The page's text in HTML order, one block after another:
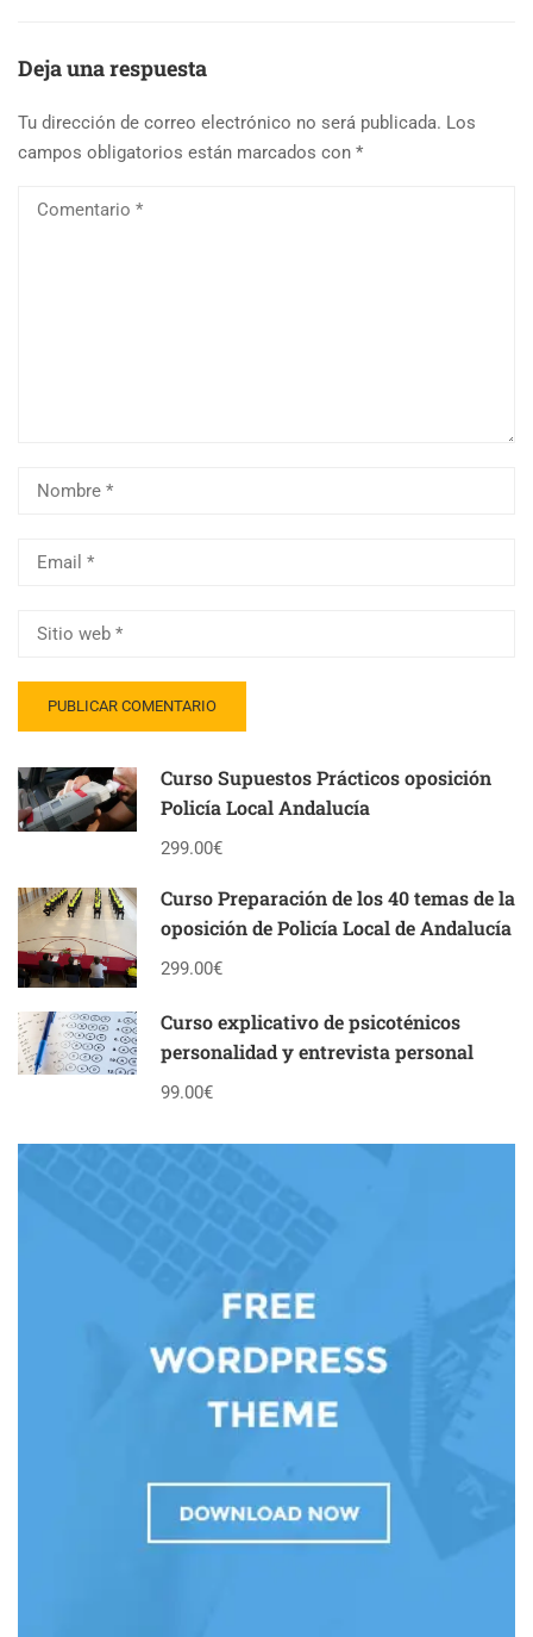
Deja una respuesta
Tu dirección de correo electrónico no será publicada. Los
campos obligatorios están marcados con *
Curso Supuestos Prácticos oposición
Policía Local Andalucía
299.00€
Curso Preparación de los 40 temas de la
oposición de Policía Local de Andalucía
299.00€
Curso explicativo de psicoténicos
personalidad y entrevista personal
99.00€